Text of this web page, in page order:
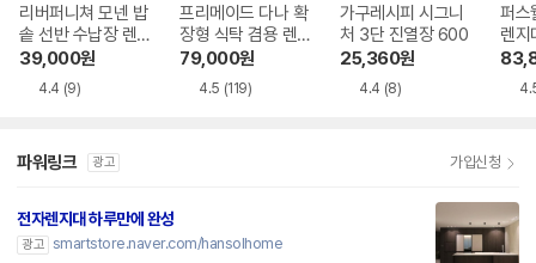
리버퍼니쳐 모넨 밥
솥 선반 수납장 렌
지대 500
39,000원
4.4 (9)
프리메이드 다나 확
장형 식탁 겸용 렌
지대
79,000원
4.5 (119)
가구레시피 시그니
처 3단 진열장 600
25,360원
4.4 (8)
퍼스
렌지
파워링크 광고 가입신청
전자렌지대 하루만에 완성
광고
smartstore.naver.com/hansolhome